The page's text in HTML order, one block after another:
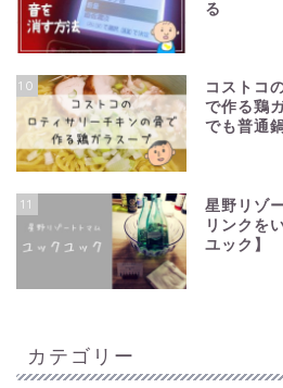
る
10
コストコ
で作る鶏
でも普通
11
星野リゾ
リンクを
ユック】
カテゴリー